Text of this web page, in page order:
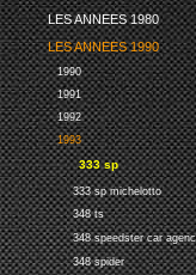
LES ANNEES 1980
LES ANNEES 1990
1990
1991
1992
1993
333 sp
333 sp michelotto
348 ts
348 speedster car
348 spider